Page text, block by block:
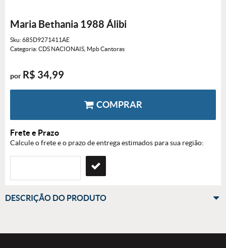
Maria Bethania 1988 Álibi
Sku:685D9271411AE
Categoria:CDS NACIONAIS Mpb Cantoras
por R$ 34,99
COMPRAR
Frete e Prazo
Calcule o frete e o prazo de entrega estimados para sua região:
DESCRIÇÃO DO PRODUTO